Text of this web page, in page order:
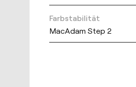
Farbstabilität
MacAdam Step 2